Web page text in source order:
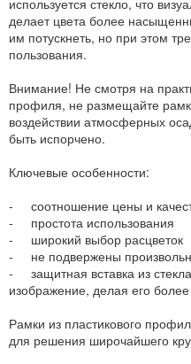
используется стекло, что
делает цвета более
им потускнеть, но при этом
пользования.
Внимание! Не смотря на
профиля, не размещайте
воздействии атмосферных
быть испорчено.
Ключевые особенности:
- соотношение цены и
- простота использования
- широкий выбор расцветок
- не подвержены
- защитная вставка из
изображение, делая его
Рамки из пластикового
для решения широчайшего